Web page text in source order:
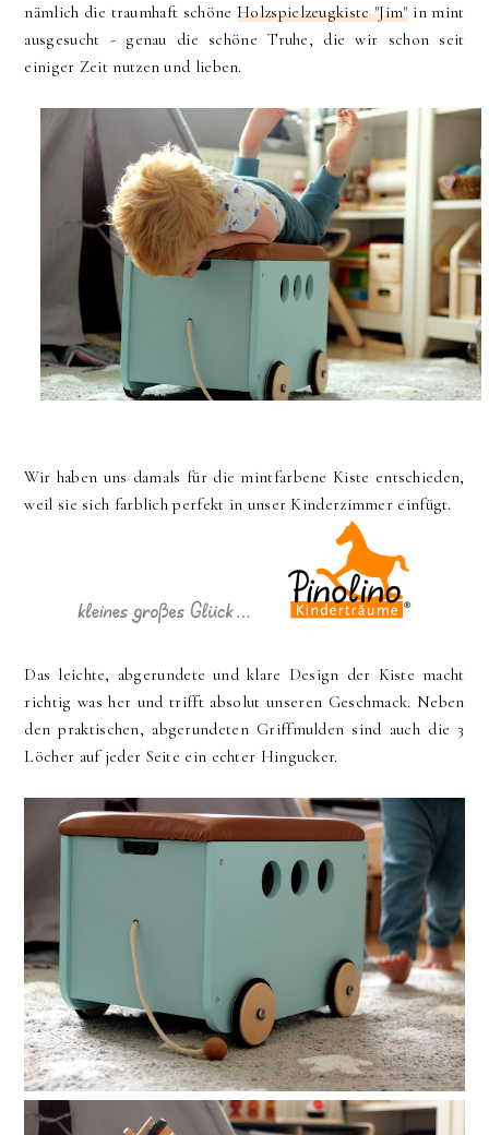
nämlich die traumhaft schöneHolzspielzeugkiste "Jim"in mint
ausgesucht - genau die schöne Truhe, die wir schon seit
einiger Zeit nutzen und lieben.
Wir haben uns damals für die mintfarbene Kiste entschieden,
weil sie sich farblich perfekt in unser Kinderzimmer einfügt.
Das leichte, abgerundete und klare Design der Kiste macht
richtig was her und trifft absolut unseren Geschmack. Neben
den praktischen, abgerundeten Griffmulden sind auch die 3
Löcher auf jeder Seite ein echter Hingucker.